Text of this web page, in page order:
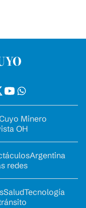
Minero
OH
Argentina
redes
SaludTecnología